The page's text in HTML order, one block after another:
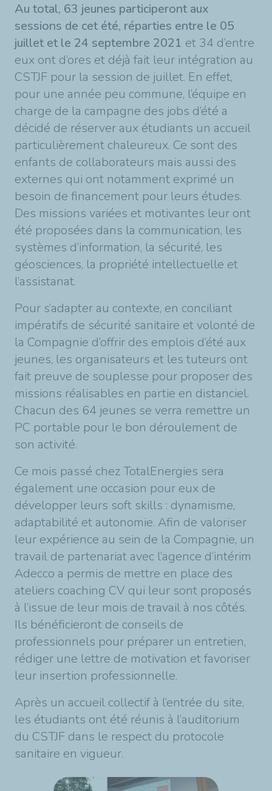
Au total, 63 jeunes participeront aux
sessions de cet été, réparties entre le 05
juillet et le 24 septembre 2021 et 34 d’entre
eux ont d’ores et déjà fait leur intégration au
CSTJF pour la session de juillet. En effet,
pour une année peu commune, l’équipe en
charge de la campagne des jobs d’été a
décidé de réserver aux étudiants un accueil
particulièrement chaleureux. Ce sont des
enfants de collaborateurs mais aussi des
externes qui ont notamment exprimé un
besoin de financement pour leurs études.
Des missions variées et motivantes leur ont
été proposées dans la communication, les
systèmes d’information, la sécurité, les
géosciences, la propriété intellectuelle et
l’assistanat.
Pour s’adapter au contexte, en conciliant
impératifs de sécurité sanitaire et volonté de
la Compagnie d’offrir des emplois d’été aux
jeunes, les organisateurs et les tuteurs ont
fait preuve de souplesse pour proposer des
missions réalisables en partie en distanciel.
Chacun des 64 jeunes se verra remettre un
PC portable pour le bon déroulement de
son activité.
Ce mois passé chez TotalEnergies sera
également une occasion pour eux de
développer leurs soft skills : dynamisme,
adaptabilité et autonomie. Afin de valoriser
leur expérience au sein de la Compagnie, un
travail de partenariat avec l’agence d’intérim
Adecco a permis de mettre en place des
ateliers coaching CV qui leur sont proposés
à l’issue de leur mois de travail à nos côtés.
Ils bénéficieront de conseils de
professionnels pour préparer un entretien,
rédiger une lettre de motivation et favoriser
leur insertion professionnelle.
Après un accueil collectif à l’entrée du site,
les étudiants ont été réunis à l’auditorium
du CSTJF dans le respect du protocole
sanitaire en vigueur.